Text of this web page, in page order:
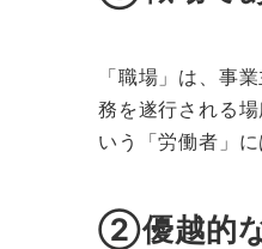
「職場」は、事
務を遂行される
いう「労働者」
②優越的